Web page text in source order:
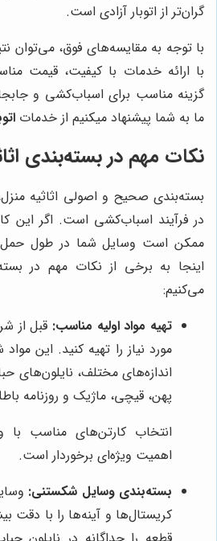
گران‌تر از اتوبار آزادی است.
با توجه به مقایسه‌های فوق، می‌توان
با ارائه خدمات با کیفیت، قیمت
گزینه مناسب برای اسباب‌کشی و
ما به شما پیشنهاد میکنیم از خدمات
نکات مهم در بسته‌بندی
بسته‌بندی صحیح و اصولی اثاثیه
در فرآیند اسباب‌کشی است. اگر این
ممکن است وسایل شما در طول حمل
اینجا به برخی از نکات مهم در
می‌کنیم:
تهیه مواد اولیه مناسب: قبل از
مورد نیاز را تهیه کنید. این
اندازه‌های مختلف، نایلون‌های
پهن، قیچی، ماژیک و روزنامه
انتخاب کارتن‌های مناسب با
اهمیت ویژه‌ای برخوردار است.
بسته‌بندی وسایل شکستنی:
کریستال‌ها و آینه‌ها را با دقت